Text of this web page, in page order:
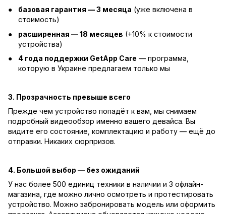
базовая гарантия — 3 месяца (уже включена в
стоимость)
расширенная — 18 месяцев (+10% к стоимости
устройства)
4 года поддержки GetApp Care — программа,
которую в Украине предлагаем только мы
3. Прозрачность превыше всего
Прежде чем устройство попадёт к вам, мы снимаем
подробный видеообзор именно вашего девайса. Вы
видите его состояние, комплектацию и работу — ещё до
отправки. Никаких сюрпризов.
4. Большой выбор — без ожиданий
У нас более 500 единиц техники в наличии и 3 офлайн-
магазина, где можно лично осмотреть и протестировать
устройство. Можно забронировать модель или оформить